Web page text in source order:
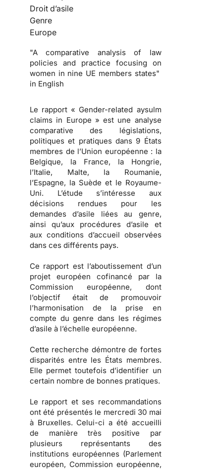
Droit d’asile
Genre
Europe
"A comparative analysis of law
policies and practice focusing on
women in nine UE members states"
in English
Le rapport « Gender-related aysulm
claims in Europe » est une analyse
comparative des législations,
politiques et pratiques dans 9 États
membres de l’Union européenne : la
Belgique, la France, la Hongrie,
l’Italie, Malte, la Roumanie,
l’Espagne, la Suède et le Royaume-
Uni. L’étude s’intéresse aux
décisions rendues pour les
demandes d’asile liées au genre,
ainsi qu’aux procédures d’asile et
aux conditions d’accueil observées
dans ces différents pays.
Ce rapport est l’aboutissement d’un
projet européen cofinancé par la
Commission européenne, dont
l’objectif était de promouvoir
l’harmonisation de la prise en
compte du genre dans les régimes
d’asile à l’échelle européenne.
Cette recherche démontre de fortes
disparités entre les États membres.
Elle permet toutefois d’identifier un
certain nombre de bonnes pratiques.
Le rapport et ses recommandations
ont été présentés le mercredi 30 mai
à Bruxelles. Celui-ci a été accueilli
de manière très positive par
plusieurs représentants des
institutions européennes (Parlement
européen, Commission européenne,